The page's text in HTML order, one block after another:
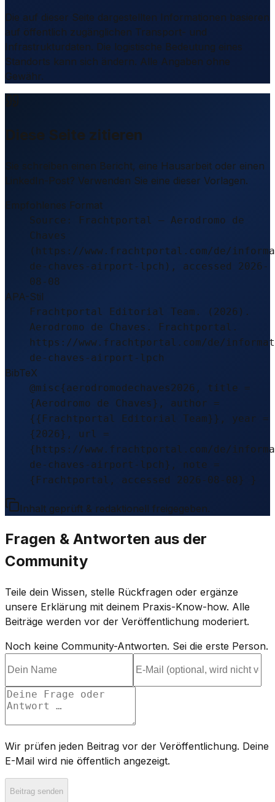
Die auf dieser Seite dargestellten Informationen basieren
auf öffentlich zugänglichen Transport- und
Infrastrukturdaten. Die logistische Bedeutung eines
Standorts kann sich ändern. Alle Angaben ohne
Gewähr.
Diese Seite zitieren
Sie schreiben einen Bericht, eine Hausarbeit oder einen
LinkedIn-Post? Verwenden Sie eine dieser Vorlagen.
Empfohlenes Format
Source: Frachtportal – Aerodromo de
Chaves
(https://www.frachtportal.com/de/
de-chaves-airport-lpch), accessed 2026-
08-08
APA-Stil
Frachtportal Editorial Team. (2026).
Aerodromo de Chaves. Frachtportal.
https://www.frachtportal.com/de/
de-chaves-airport-lpch
BibTeX
@misc{aerodromodechaves2026, title =
{Aerodromo de Chaves}, author =
{{Frachtportal Editorial Team}}, year =
{2026}, url =
{https://www.frachtportal.com/de/
de-chaves-airport-lpch}, note =
{Frachtportal, accessed 2026-08-08} }
Inhalt geprüft & redaktionell freigegeben.
Fragen & Antworten aus der
Community
Teile dein Wissen, stelle Rückfragen oder ergänze
unsere Erklärung mit deinem Praxis-Know-how. Alle
Beiträge werden vor der Veröffentlichung moderiert.
Noch keine Community-Antworten. Sei die erste Person.
Wir prüfen jeden Beitrag vor der Veröffentlichung. Deine
E-Mail wird nie öffentlich angezeigt.
Beitrag senden